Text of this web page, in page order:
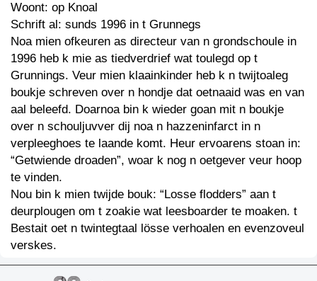
Woont: op Knoal
Schrift al: sunds 1996 in t Grunnegs
Noa mien ofkeuren as directeur van n grondschoule in
1996 heb k mie as tiedverdrief wat toulegd op t
Grunnings. Veur mien klaainkinder heb k n twijtoaleg
boukje schreven over n hondje dat oetnaaid was en van
aal beleefd. Doarnoa bin k wieder goan mit n boukje
over n schouljuvver dij noa n hazzeninfarct in n
verpleeghoes te laande komt. Heur ervoarens stoan in:
“Getwiende droaden”, woar k nog n oetgever veur hoop
te vinden.
Nou bin k mien twijde bouk: “Losse flodders” aan t
deurplougen om t zoakie wat leesboarder te moaken. t
Bestait oet n twintegtaal lösse verhoalen en evenzoveul
verskes.